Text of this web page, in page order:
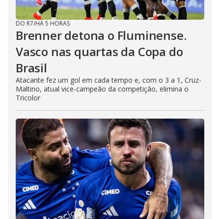
DO R7/HÁ 5 HORAS
Brenner detona o Fluminense.
Vasco nas quartas da Copa do
Brasil
Atacante fez um gol em cada tempo e, com o 3 a 1, Cruz-
Maltino, atual vice-campeão da competição, elimina o
Tricolor